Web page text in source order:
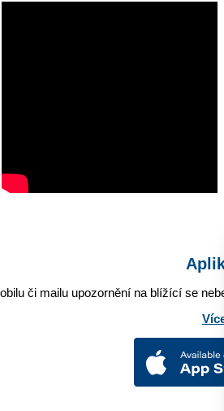
či mailu upozornění na blížící se